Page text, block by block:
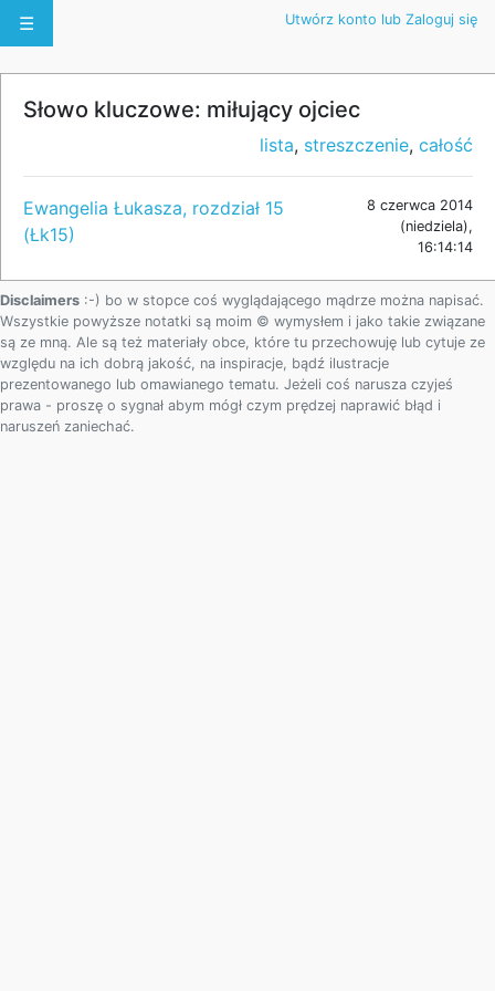
☰ Utwórz konto lub Zaloguj się
Słowo kluczowe: miłujący ojciec
lista, streszczenie, całość
Ewangelia Łukasza, rozdział 15
(Łk15)
8 czerwca 2014
(niedziela),
16:14:14
Disclaimers :-) bo w stopce coś wyglądającego mądrze można napisać.
Wszystkie powyższe notatki są moim © wymysłem i jako takie związane
są ze mną. Ale są też materiały obce, które tu przechowuję lub cytuje ze
względu na ich dobrą jakość, na inspiracje, bądź ilustracje
prezentowanego lub omawianego tematu. Jeżeli coś narusza czyjeś
prawa - proszę o sygnał abym mógł czym prędzej naprawić błąd i
naruszeń zaniechać.